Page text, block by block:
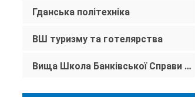
Гданська політехніка
ВШ туризму та готелярства
Вища Школа Банківської Справи в Гданську